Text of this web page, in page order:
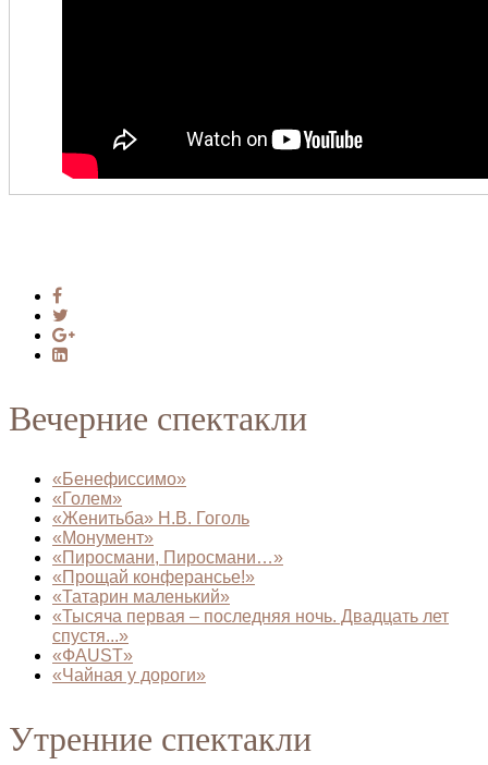
Вечерние спектакли
«Бенефиссимо»
«Голем»
«Женитьба» Н.В. Гоголь
«Монумент»
«Пиросмани, Пиросмани…»
«Прощай конферансье!»
«Татарин маленький»
«Тысяча первая – последняя ночь. Двадцать лет
спустя...»
«ФAUST»
«Чайная у дороги»
Утренние спектакли